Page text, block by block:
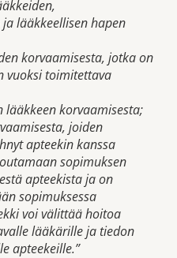
lääkkeellisen hapen
korvaamisesta, jotka on
vuoksi toimitettava
korvaamisesta;
joiden
apteekin kanssa
sopimuksen
apteekista ja on
sopimuksessa
voi välittää hoitoa
lääkärille ja tiedon
apteekeille.”